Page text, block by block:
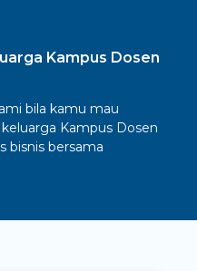
Kampus Dosen
bila kamu mau
Kampus Dosen
bisnis bersama